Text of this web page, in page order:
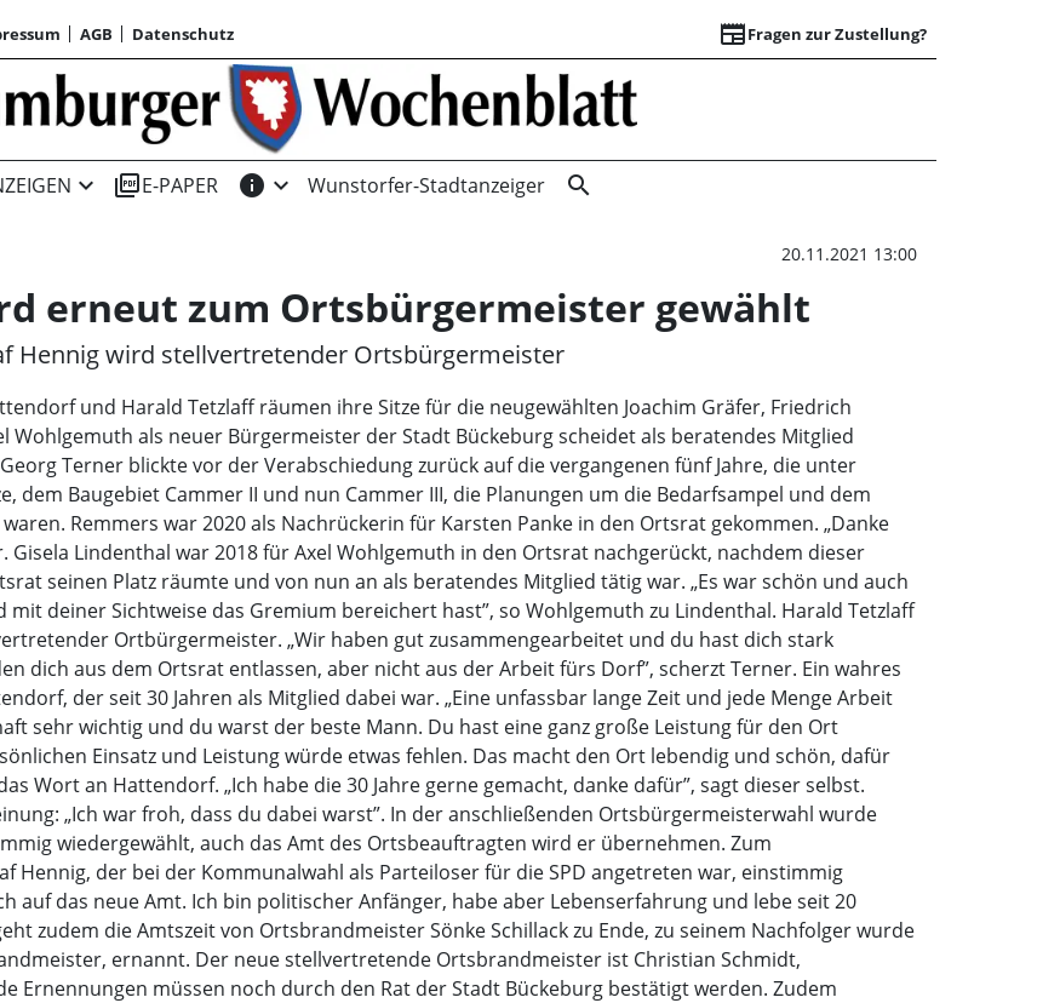
AGB Datenschutz newspaperFragen zur Zustellung?
Hans-Georg
expand_more picture_as_pdfE-PAPER info expand_more Wunstorfer-Stadtanzeiger search
20.11.2021 13:00
erneut zum Ortsbürgermeister gewählt
Hennig wird stellvertretender Ortsbürgermeister
und Harald Tetzlaff räumen ihre Sitze für die neugewählten Joachim Gräfer, Friedrich
Wohlgemuth als neuer Bürgermeister der Stadt Bückeburg scheidet als beratendes Mitglied
Terner blickte vor der Verabschiedung zurück auf die vergangenen fünf Jahre, die unter
dem Baugebiet Cammer II und nun Cammer III, die Planungen um die Bedarfsampel und dem
Remmers war 2020 als Nachrückerin für Karsten Panke in den Ortsrat gekommen. „Danke
Lindenthal war 2018 für Axel Wohlgemuth in den Ortsrat nachgerückt, nachdem dieser
seinen Platz räumte und von nun an als beratendes Mitglied tätig war. „Es war schön und auch
deiner Sichtweise das Gremium bereichert hast”, so Wohlgemuth zu Lindenthal. Harald Tetzlaff
Ortbürgermeister. „Wir haben gut zusammengearbeitet und du hast dich stark
dich aus dem Ortsrat entlassen, aber nicht aus der Arbeit fürs Dorf”, scherzt Terner. Ein wahres
der seit 30 Jahren als Mitglied dabei war. „Eine unfassbar lange Zeit und jede Menge Arbeit
sehr wichtig und du warst der beste Mann. Du hast eine ganz große Leistung für den Ort
Einsatz und Leistung würde etwas fehlen. Das macht den Ort lebendig und schön, dafür
Wort an Hattendorf. „Ich habe die 30 Jahre gerne gemacht, danke dafür”, sagt dieser selbst.
„Ich war froh, dass du dabei warst”. In der anschließenden Ortsbürgermeisterwahl wurde
wiedergewählt, auch das Amt des Ortsbeauftragten wird er übernehmen. Zum
der bei der Kommunalwahl als Parteiloser für die SPD angetreten war, einstimmig
auf das neue Amt. Ich bin politischer Anfänger, habe aber Lebenserfahrung und lebe seit 20
zudem die Amtszeit von Ortsbrandmeister Sönke Schillack zu Ende, zu seinem Nachfolger wurde
ernannt. Der neue stellvertretende Ortsbrandmeister ist Christian Schmidt,
Ernennungen müssen noch durch den Rat der Stadt Bückeburg bestätigt werden. Zudem